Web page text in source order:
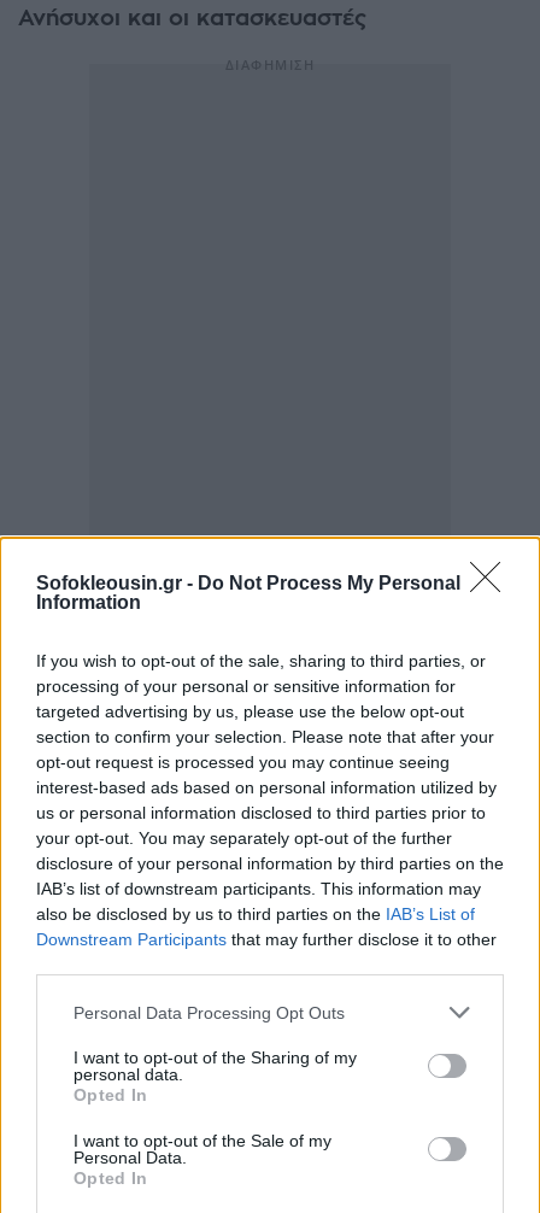
Sofokleousin.gr - Do Not Process My Personal
Information
If you wish to opt-out of the sale, sharing to third parties, or
processing of your personal or sensitive information for
targeted advertising by us, please use the below opt-out
section to confirm your selection. Please note that after your
opt-out request is processed you may continue seeing
interest-based ads based on personal information utilized by
us or personal information disclosed to third parties prior to
your opt-out. You may separately opt-out of the further
disclosure of your personal information by third parties on the
IAB’s list of downstream participants. This information may
also be disclosed by us to third parties on the IAB’s List of
Downstream Participants that may further disclose it to other
Personal Data Processing Opt Outs
I want to opt-out of the Sharing of my
personal data.
Opted In
I want to opt-out of the Sale of my
Personal Data.
Opted In
Ανήσυχοι και οι κατασκευαστές
Για τις καθυστερήσεις και τα προβλήματα στην
κατανομή των πόρων του Ταμείου Ανάκαμψης
εκφράζουν την αγωνία τους και οι μεγάλες
κατασκευαστικές εταιρείες της χώρας (ΣΤΕΑΤ -
Σύνδεσμος Τεχνικών Εταιριών Ανωτέρων Τάξεων).
Ζητούν, μάλιστα, επιτακτικά την παράταση της
περιόδου υλοποίησης των έργων μετά τον Αύγουστο
του 2026, ώστε να μη χαθούν κονδύλια.